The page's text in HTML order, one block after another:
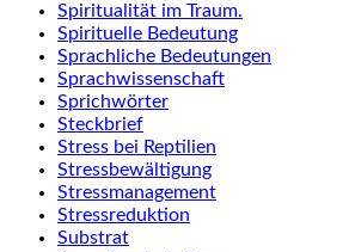
Spiritualität im Traum.
Spirituelle Bedeutung
Sprachliche Bedeutungen
Sprachwissenschaft
Sprichwörter
Steckbrief
Stress bei Reptilien
Stressbewältigung
Stressmanagement
Stressreduktion
Substrat